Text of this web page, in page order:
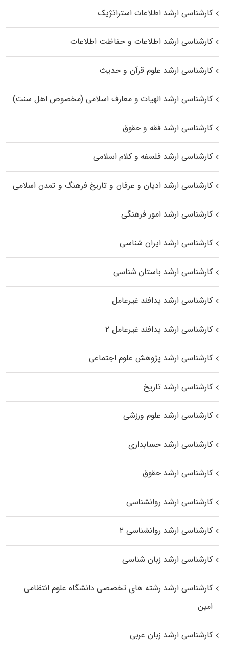
کارشناسی ارشد اطلاعات استراتژیک
کارشناسی ارشد اطلاعات و حفاظت اطلاعات
کارشناسی ارشد علوم قرآن و حدیث
کارشناسی ارشد الهیات و معارف اسلامی (مخصوص اهل سنت)
کارشناسی ارشد فقه و حقوق
کارشناسی ارشد فلسفه و کلام اسلامی
کارشناسی ارشد ادیان و عرفان و تاریخ فرهنگ و تمدن اسلامی
کارشناسی ارشد امور فرهنگی
کارشناسی ارشد ایران شناسی
کارشناسی ارشد باستان شناسی
کارشناسی ارشد پدافند غیرعامل
کارشناسی ارشد پدافند غیرعامل ۲
کارشناسی ارشد پژوهش علوم اجتماعی
کارشناسی ارشد تاریخ
کارشناسی ارشد علوم ورزشی
کارشناسی ارشد حسابداری
کارشناسی ارشد حقوق
کارشناسی ارشد روانشناسی
کارشناسی ارشد روانشناسی ۲
کارشناسی ارشد زبان شناسی
کارشناسی ارشد رﺷﺘﻪ ﻫﺎی تخصصی داﻧﺸﮕﺎه ﻋﻠﻮم انتظامی
اﻣﻴﻦ
کارشناسی ارشد زبان عربی